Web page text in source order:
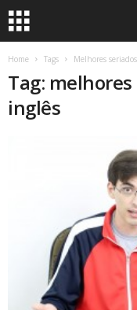
Home Tags Melhores
Tag:
inglês